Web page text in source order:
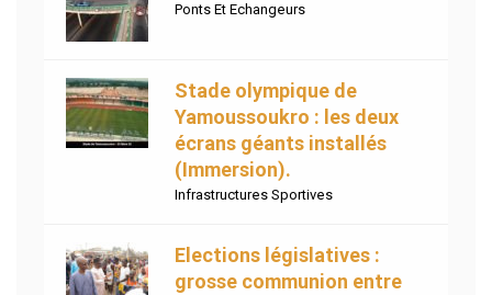
Ponts Et Echangeurs
Stade olympique de
Yamoussoukro : les deux
écrans géants installés
(Immersion).
Infrastructures Sportives
Elections législatives :
grosse communion entre